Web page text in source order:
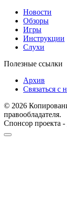
Новости
Обзоры
Игры
Инструкции
Слухи
Полезные ссылки
Архив
Связаться с
© 2026
правообладателя.
Спонсор проекта -